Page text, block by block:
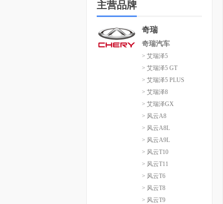
主营品牌
奇瑞
奇瑞汽车
> 艾瑞泽5
> 艾瑞泽5 GT
> 艾瑞泽5 PLUS
> 艾瑞泽8
> 艾瑞泽GX
> 风云A8
> 风云A8L
> 风云A9L
> 风云T10
> 风云T11
> 风云T6
> 风云T8
> 风云T9